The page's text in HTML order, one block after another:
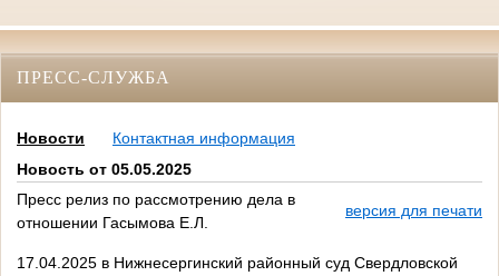
ПРЕСС-СЛУЖБА
Новости
Контактная информация
Новость от 05.05.2025
Пресс релиз по рассмотрению дела в
отношении Гасымова Е.Л.
версия для печати
17.04.2025 в Нижнесергинский районный суд Свердловской